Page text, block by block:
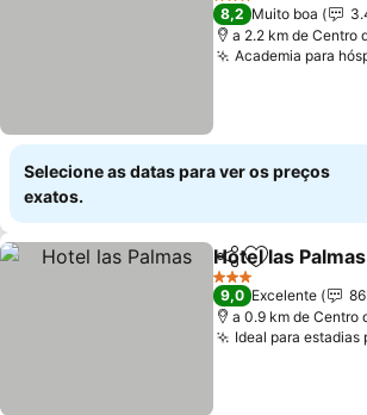
3 Estrelas
8,2 Muito boa
a 2.2 km de Centro
Academia para
Selecione as datas para ver os preços
exatos.
PartilharAdicionar
Hotel las Palmas
3 Estrelas
9,0 Excelente
a 0.9 km de Centro
Ideal para estadias